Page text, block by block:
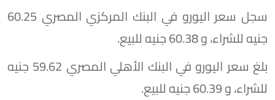
سجل سعر اليورو في البنك المركزي المصري 60.25
جنيه للشراء، و 60.38 جنيه للبيع.
بلغ سعر اليورو في البنك الأهلي المصري 59.62 جنيه
للشراء، و 60.39 جنيه للبيع.